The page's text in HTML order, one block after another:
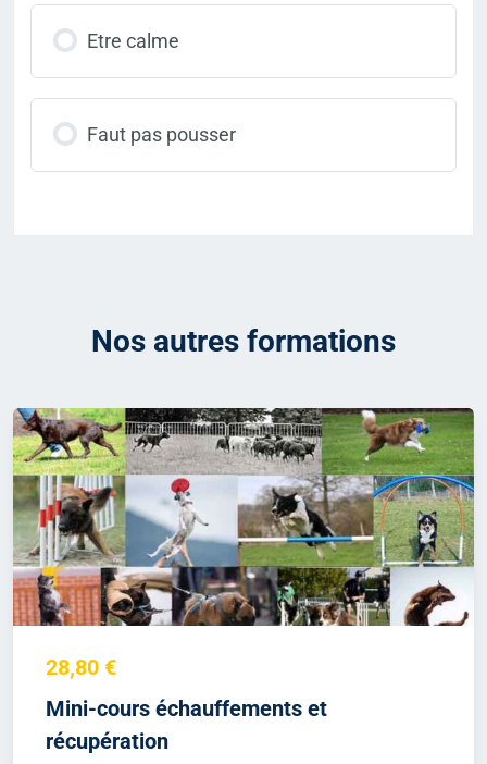
Etre calme
Faut pas pousser
Nos autres formations
28,80 €
Mini-cours échauffements et
récupération